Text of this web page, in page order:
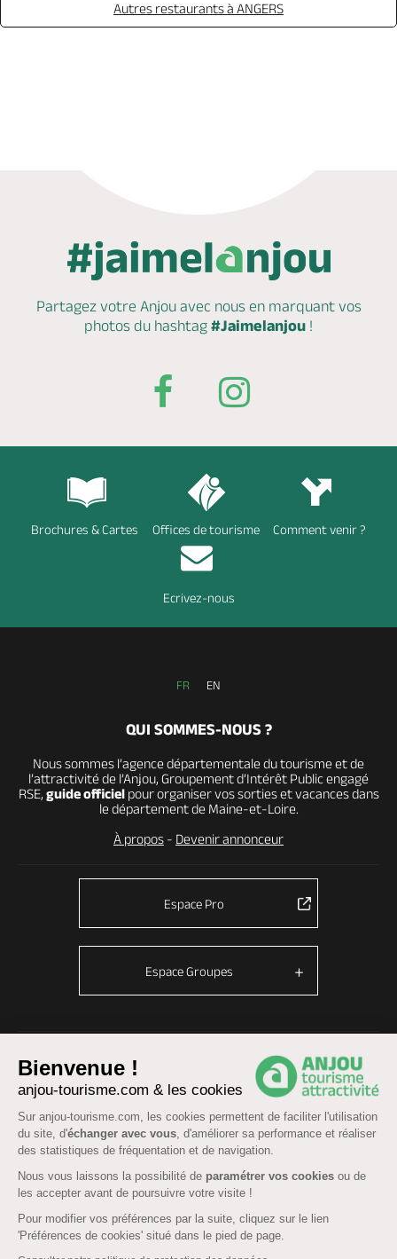
Bienvenue !
anjou-tourisme.com & les cookies
Sur anjou-tourisme.com, les cookies permettent de faciliter l'utilisation
du site, d'échanger avec vous, d'améliorer sa performance et réaliser
des statistiques de fréquentation et de navigation.
Nous vous laissons la possibilité de paramétrer vos cookies ou de
les accepter avant de poursuivre votre visite !
Pour modifier vos préférences par la suite, cliquez sur le lien
'Préférences de cookies' situé dans le pied de page.
Autres restaurants à ANGERS
Partagez votre Anjou avec nous en marquantvos
photos du hashtag #Jaimelanjou !
Brochures & Cartes Offices de tourisme Comment venir ?
Ecrivez-nous
FR EN
QUI SOMMES-NOUS ?
Nous sommes l’agence départementale du tourisme et de
l’attractivité de l’Anjou, Groupement d’Intérêt Public engagé
RSE, guide officielpour organiser vos sorties et vacances dans
le département de Maine-et-Loire.
À propos - Devenir annonceur
Espace Pro
Espace Groupes
Données personnelles -Cookies